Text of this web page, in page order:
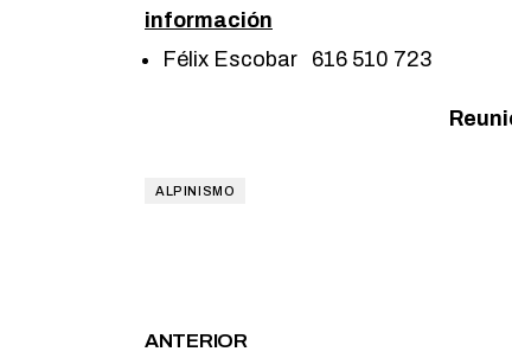
información
Félix Escobar 616 510 723
ALPINISMO
ANTERIOR